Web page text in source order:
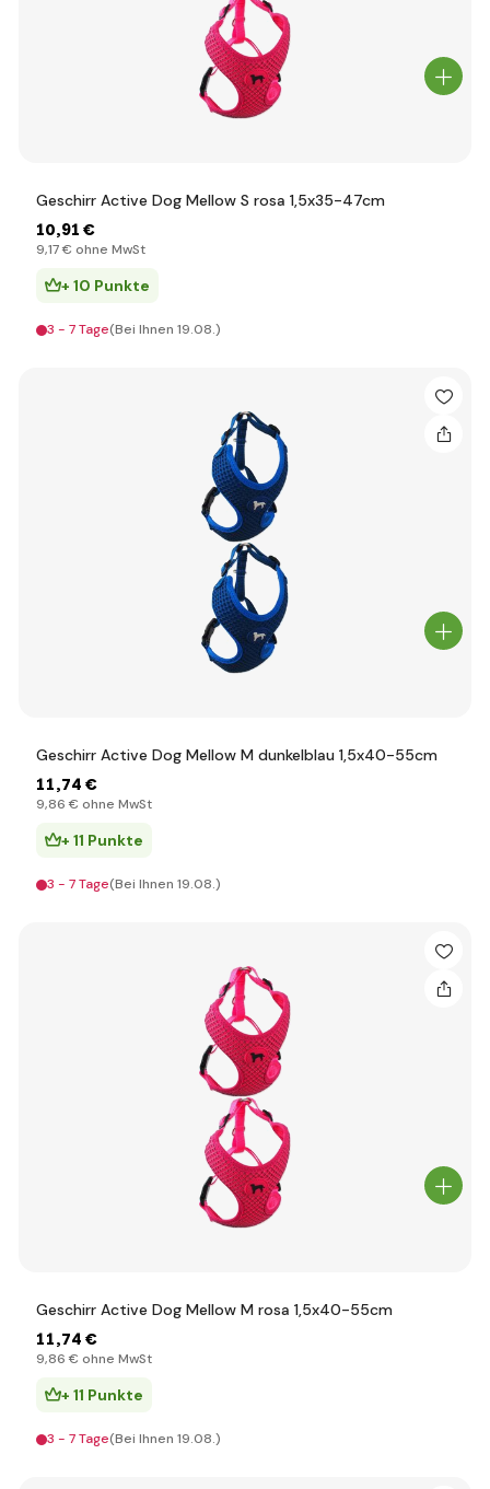
Geschirr Active Dog Mellow S rosa 1,5x35-47cm
10,91 €
9,17 € ohne MwSt
+ 10 Punkte
3 - 7 Tage(Bei Ihnen 19.08.)
Geschirr Active Dog Mellow M dunkelblau 1,5x40-55cm
11,74 €
9,86 € ohne MwSt
+ 11 Punkte
3 - 7 Tage(Bei Ihnen 19.08.)
Geschirr Active Dog Mellow M rosa 1,5x40-55cm
11,74 €
9,86 € ohne MwSt
+ 11 Punkte
3 - 7 Tage(Bei Ihnen 19.08.)